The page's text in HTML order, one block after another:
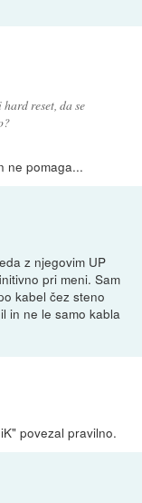
reset, da se
ne pomaga...
z njegovim UP
pri meni. Sam
kabel čez steno
in ne le samo kabla
povezal pravilno.